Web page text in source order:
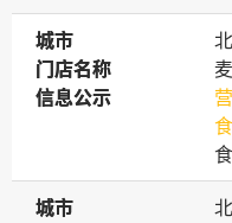
城市
城市
门店名称
门店名称
信息公示
信息公示
城市
城市